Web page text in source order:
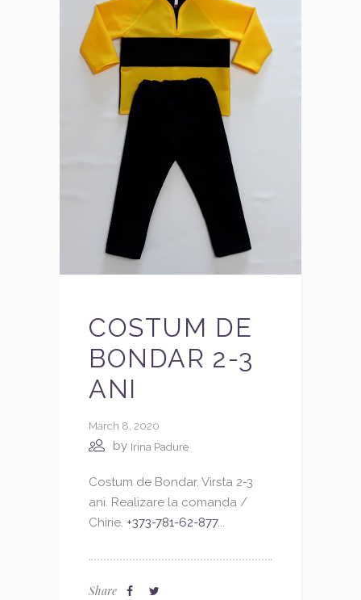
COSTUM DE
BONDAR 2-3
ANI
March 8, 2020
by Irina Padure
Costum de Bondar. Virsta 2-3
ani. Realizare la comanda /
Chirie. +373-781-62-877...
Share